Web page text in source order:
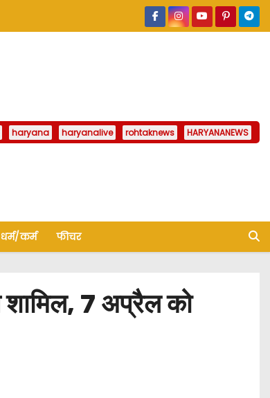
haryana haryanalive rohtaknews HARYANANEWS
धर्म/कर्म फीचर
7 अप्रैल को